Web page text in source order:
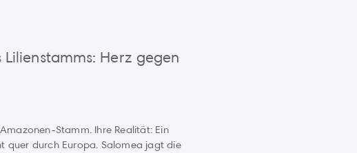
Lilienstamms: Herz gegen
Stamm. Ihre Realität: Ein
quer durch Europa. Salomea jagt die